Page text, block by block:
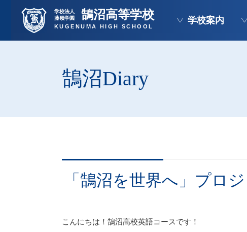
学校法人
藤嶺学園
鵠沼高等学校
KUGENUMA HIGH SCHOOL
学校案内
鵠沼Diary
「鵠沼を世界へ」プロ
こんにちは！鵠沼高校英語コースです！